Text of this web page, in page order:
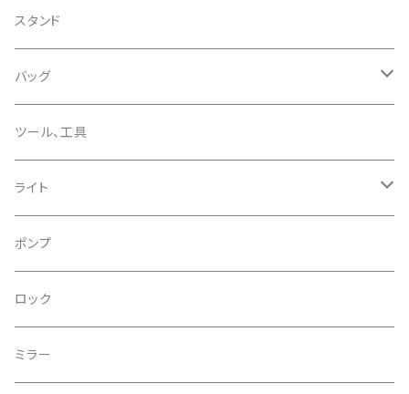
CHRIS KING/クリスキング
CHROMAG/クロマグ
CHROME/クローム
CONTINENTAL/コンチネンタル
CRANE/クレーン
CRANKBROTHERS/クランクブラザーズ
CROSS SECTION/クロスセクション
リアディレーラー
チェーン
リムテープ
チューブレスバルブ/ バルブキャップ
シーラント
スタンド
バッグ
サドルバッグ
サコッシュ
バックパック
フレームバッグ
輪行袋
ツール、工具
ライト
フロントライト
テールライト
ポンプ
ロック
ミラー